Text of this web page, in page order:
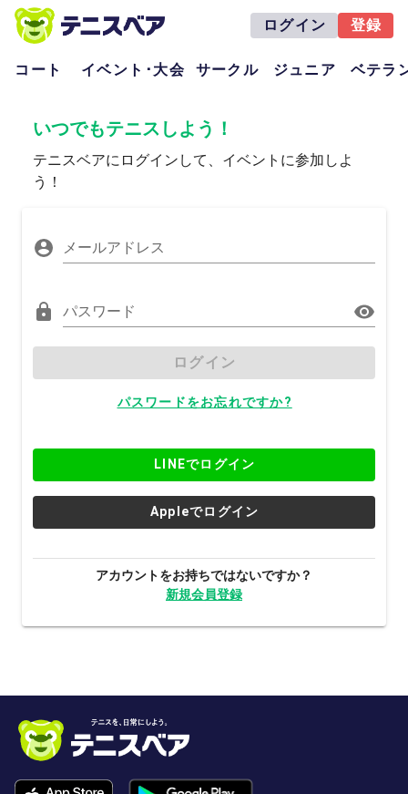
ログイン 登録
コート イベント･大会 サークル ジュニア ベテラ
いつでもテニスしよう！
テニスベアにログインして、イベントに参加しよ
う！
メールアドレス
パスワード
ログイン
パスワードをお忘れですか?
LINEでログイン
Appleでログイン
アカウントをお持ちではないですか？
新規会員登録